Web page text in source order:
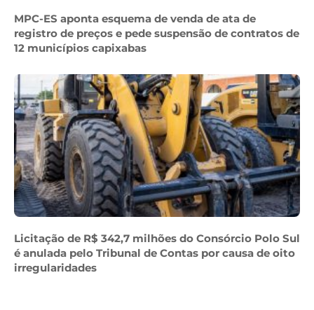
MPC-ES aponta esquema de venda de ata de
registro de preços e pede suspensão de contratos de
12 municípios capixabas
Licitação de R$ 342,7 milhões do Consórcio Polo Sul
é anulada pelo Tribunal de Contas por causa de oito
irregularidades